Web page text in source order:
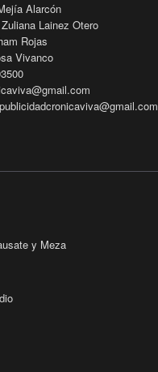
Alarcón
Lainez Otero
Rojas
Vivanco
publicidadcronicaviva@gmail.com
y Meza